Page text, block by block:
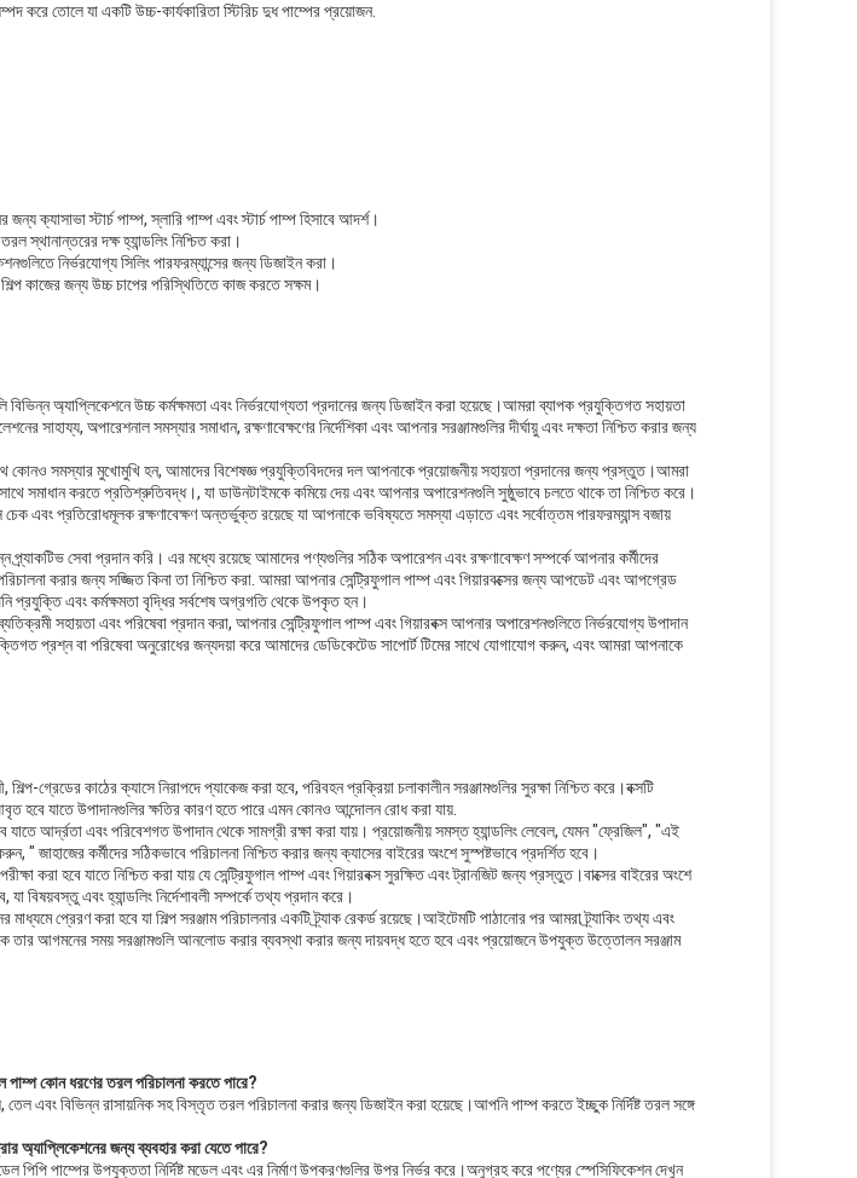
করে তোলে যা একটি উচ্চ-কার্যকারিতা স্টিরিচ দুধ পাম্পের প্রয়োজন.
ক্যাসাভা স্টার্চ পাম্প, স্লারি পাম্প এবং স্টার্চ পাম্প হিসাবে আদর্শ।
স্থানান্তরের দক্ষ হ্যান্ডলিং নিশ্চিত করা।
নির্ভরযোগ্য সিলিং পারফরম্যান্সের জন্য ডিজাইন করা।
কাজের জন্য উচ্চ চাপের পরিস্থিতিতে কাজ করতে সক্ষম।
বিভিন্ন অ্যাপ্লিকেশনে উচ্চ কর্মক্ষমতা এবং নির্ভরযোগ্যতা প্রদানের জন্য ডিজাইন করা হয়েছে।আমরা ব্যাপক প্রযুক্তিগত সহায়তা
সাহায্য, অপারেশনাল সমস্যার সমাধান, রক্ষণাবেক্ষণের নির্দেশিকা এবং আপনার সরঞ্জামগুলির দীর্ঘায়ু এবং দক্ষতা নিশ্চিত করার জন্য
কোনও সমস্যার মুখোমুখি হন, আমাদের বিশেষজ্ঞ প্রযুক্তিবিদদের দল আপনাকে প্রয়োজনীয় সহায়তা প্রদানের জন্য প্রস্তুত।আমরা
সমাধান করতে প্রতিশ্রুতিবদ্ধ।, যা ডাউনটাইমকে কমিয়ে দেয় এবং আপনার অপারেশনগুলি সুষ্ঠুভাবে চলতে থাকে তা নিশ্চিত করে।
চেক এবং প্রতিরোধমূলক রক্ষণাবেক্ষণ অন্তর্ভুক্ত রয়েছে যা আপনাকে ভবিষ্যতে সমস্যা এড়াতে এবং সর্বোত্তম পারফরম্যান্স বজায়
প্র্যাকটিভ সেবা প্রদান করি। এর মধ্যে রয়েছে আমাদের পণ্যগুলির সঠিক অপারেশন এবং রক্ষণাবেক্ষণ সম্পর্কে আপনার কর্মীদের
করার জন্য সজ্জিত কিনা তা নিশ্চিত করা. আমরা আপনার সেন্ট্রিফুগাল পাম্প এবং গিয়ারবক্সের জন্য আপডেট এবং আপগ্রেড
প্রযুক্তি এবং কর্মক্ষমতা বৃদ্ধির সর্বশেষ অগ্রগতি থেকে উপকৃত হন।
সহায়তা এবং পরিষেবা প্রদান করা, আপনার সেন্ট্রিফুগাল পাম্প এবং গিয়ারবক্স আপনার অপারেশনগুলিতে নির্ভরযোগ্য উপাদান
প্রশ্ন বা পরিষেবা অনুরোধের জন্যদয়া করে আমাদের ডেডিকেটেড সাপোর্ট টিমের সাথে যোগাযোগ করুন, এবং আমরা আপনাকে
শিল্প-গ্রেডের কাঠের ক্যাসে নিরাপদে প্যাকেজ করা হবে, পরিবহন প্রক্রিয়া চলাকালীন সরঞ্জামগুলির সুরক্ষা নিশ্চিত করে।বক্সটি
হবে যাতে উপাদানগুলির ক্ষতির কারণ হতে পারে এমন কোনও আন্দোলন রোধ করা যায়.
আর্দ্রতা এবং পরিবেশগত উপাদান থেকে সামগ্রী রক্ষা করা যায়। প্রয়োজনীয় সমস্ত হ্যান্ডলিং লেবেল, যেমন "ফ্রেজিল", "এই
" জাহাজের কর্মীদের সঠিকভাবে পরিচালনা নিশ্চিত করার জন্য ক্যাসের বাইরের অংশে সুস্পষ্টভাবে প্রদর্শিত হবে।
করা হবে যাতে নিশ্চিত করা যায় যে সেন্ট্রিফুগাল পাম্প এবং গিয়ারবক্স সুরক্ষিত এবং ট্রানজিট জন্য প্রস্তুত।বাক্সের বাইরের অংশে
বিষয়বস্তু এবং হ্যান্ডলিং নির্দেশাবলী সম্পর্কে তথ্য প্রদান করে।
মাধ্যমে প্রেরণ করা হবে যা শিল্প সরঞ্জাম পরিচালনার একটি ট্র্যাক রেকর্ড রয়েছে।আইটেমটি পাঠানোর পর আমরা ট্র্যাকিং তথ্য এবং
তার আগমনের সময় সরঞ্জামগুলি আনলোড করার ব্যবস্থা করার জন্য দায়বদ্ধ হতে হবে এবং প্রয়োজনে উপযুক্ত উত্তোলন সরঞ্জাম
পাম্প কোন ধরণের তরল পরিচালনা করতে পারে?
তেল এবং বিভিন্ন রাসায়নিক সহ বিস্তৃত তরল পরিচালনা করার জন্য ডিজাইন করা হয়েছে।আপনি পাম্প করতে ইচ্ছুক নির্দিষ্ট তরল সঙ্গে
অ্যাপ্লিকেশনের জন্য ব্যবহার করা যেতে পারে?
পিপি পাম্পের উপযুক্ততা নির্দিষ্ট মডেল এবং এর নির্মাণ উপকরণগুলির উপর নির্ভর করে।অনুগ্রহ করে পণ্যের স্পেসিফিকেশন দেখুন